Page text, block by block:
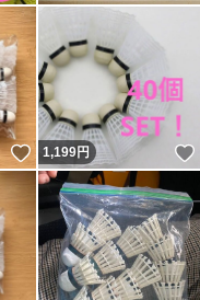
いいね！
1,199円